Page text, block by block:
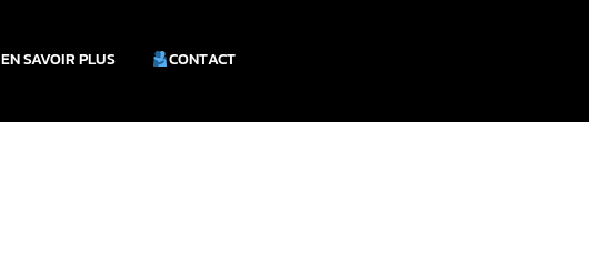
EN SAVOIR PLUS CONTACT